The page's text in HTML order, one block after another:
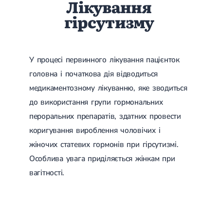
Лікування
гірсутизму
У процесі первинного лікування пацієнток
головна і початкова дія відводиться
медикаментозному лікуванню, яке зводиться
до використання групи гормональних
пероральних препаратів, здатних провести
коригування вироблення чоловічих і
жіночих статевих гормонів при гірсутизмі.
Особлива увага приділяється жінкам при
вагітності.